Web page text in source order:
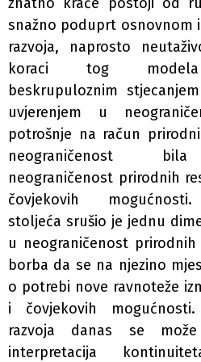
snažno poduprt osnovnom
razvoja, naprosto
koraci tog
beskrupuloznim
uvjerenjem u
potrošnje na račun
neograničenost
neograničenost prirodnih
čovjekovih
stoljeća srušio je jednu
u neograničenost
borba da se na njezino
o potrebi nove ravnoteže
i čovjekovih
razvoja danas se
interpretacija